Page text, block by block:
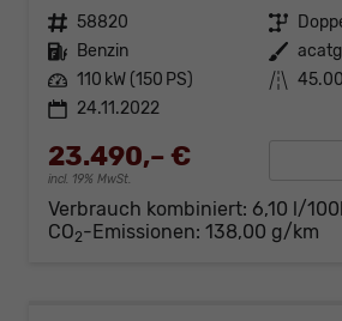
Fahrzeugnr. 58820 Getriebe
Kraftstoff Benzin Außenfarbe
Leistung 110 kW (150 PS) Kilometerstand
24.11.2022
23.490,– €
incl. 19% MwSt.
Verbrauch kombiniert: 6,10 l/
CO2-Emissionen: 138,00 g/km